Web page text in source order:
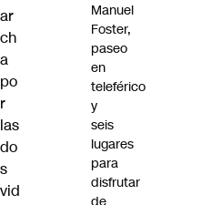
ar
ch
a
po
r
las
do
s
vid
Manuel
Foster,
paseo
en
teleférico
y
seis
lugares
para
disfrutar
de